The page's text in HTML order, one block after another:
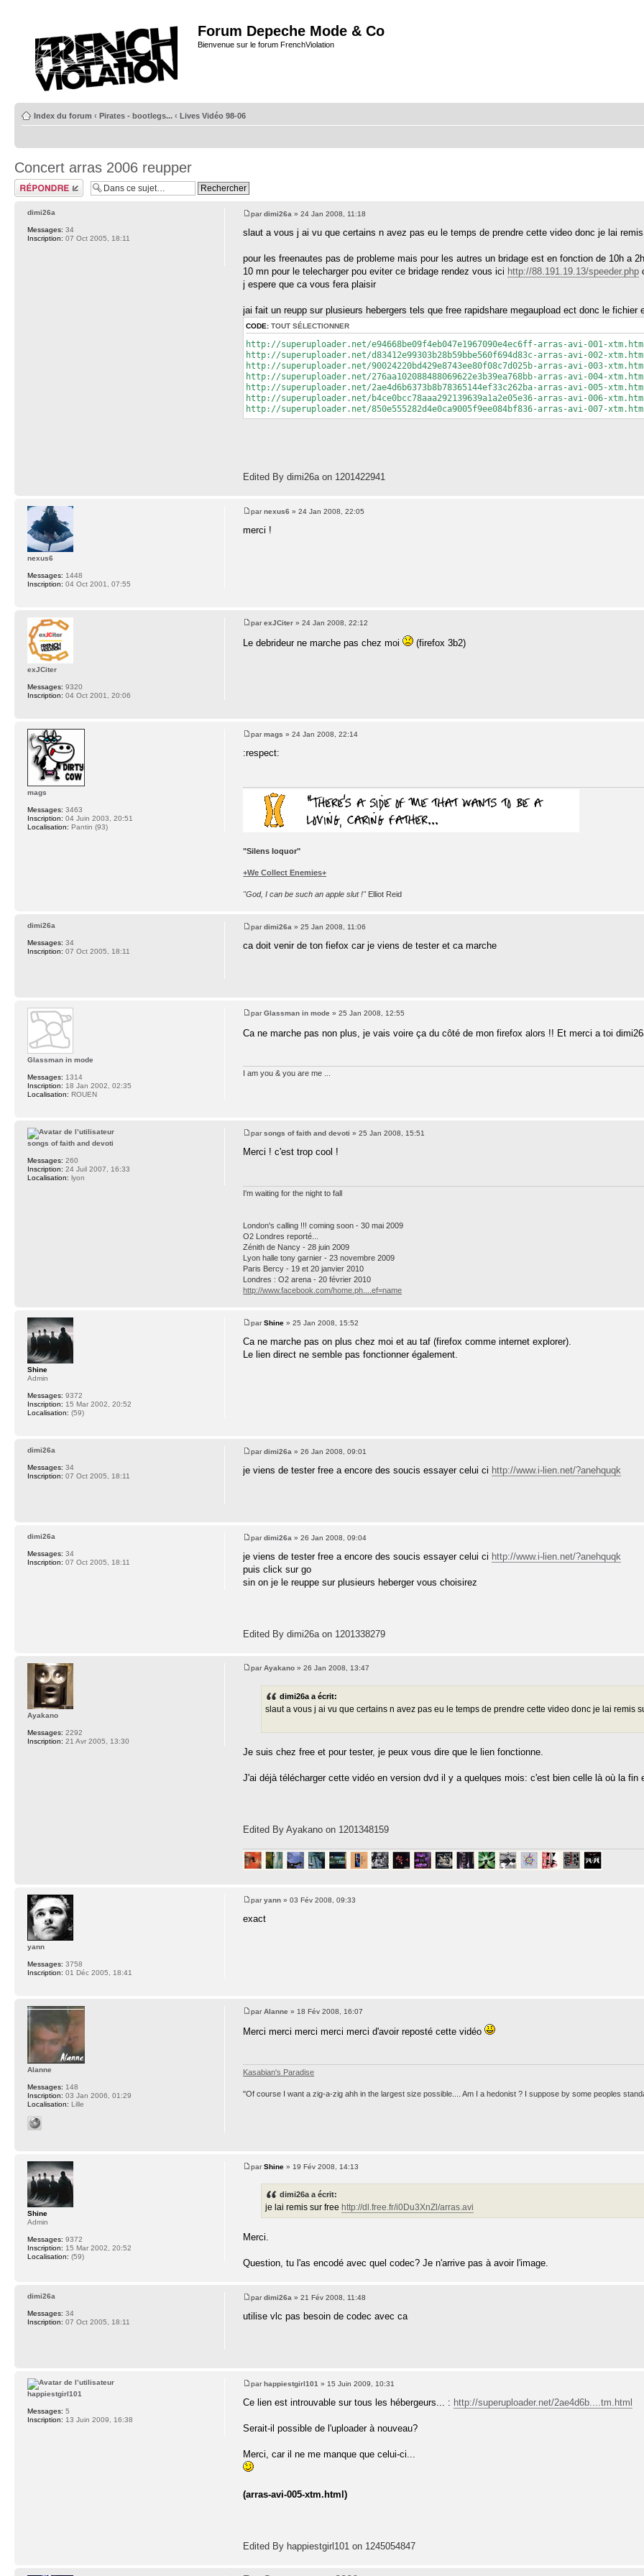
Forum Depeche Mode & Co
Bienvenue sur le forum FrenchViolation
Index du forum ‹ Pirates - bootlegs... ‹ Lives Vidéo 98-06
Concert arras 2006 reupper
Répondre
pardimi26a » 24 Jan 2008, 11:18
slaut a vous j ai vu que certains n avez pas eu le temps de prendre cette video donc je lai
pour les freenautes pas de probleme mais pour les autres un bridage est en fonction de 10h a
10 mn pour le telecharger pou eviter ce bridage rendez vous ici http://88.191.19.13/speeder.php
j espere que ca vous fera plaisir
jai fait un reupp sur plusieurs hebergers tels que free rapidshare megaupload ect donc le
CODE:TOUT SÉLECTIONNER
http://superuploader.net/e94668be09f4eb047e1967090e4ec6ff-arras-avi-001-
http://superuploader.net/d83412e99303b28b59bbe560f694d83c-arras-avi-002-
http://superuploader.net/90024220bd429e8743ee80f08c7d025b-arras-avi-003-
http://superuploader.net/276aa102088488069622e3b39ea768bb-arras-avi-004-
http://superuploader.net/2ae4d6b6373b8b78365144ef33c262ba-arras-avi-005-
http://superuploader.net/b4ce0bcc78aaa292139639a1a2e05e36-arras-avi-006-
http://superuploader.net/850e555282d4e0ca9005f9ee084bf836-arras-avi-007-
Edited By dimi26a on 1201422941
dimi26a
Messages: 34
Inscription: 07 Oct 2005, 18:11
parnexus6 » 24 Jan 2008, 22:05
merci !
nexus6
Messages: 1448
Inscription: 04 Oct 2001, 07:55
parexJCiter » 24 Jan 2008, 22:12
Le debrideur ne marche pas chez moi (firefox 3b2)
exJCiter
Messages: 9320
Inscription: 04 Oct 2001, 20:06
parmags » 24 Jan 2008, 22:14
:respect:
"Silens loquor"
+We Collect Enemies+
"God, I can be such an apple slut !"Elliot Reid
mags
Messages: 3463
Inscription: 04 Juin 2003, 20:51
Localisation: Pantin (93)
pardimi26a » 25 Jan 2008, 11:06
ca doit venir de ton fiefox car je viens de tester et ca marche
dimi26a
Messages: 34
Inscription: 07 Oct 2005, 18:11
parGlassman in mode » 25 Jan 2008, 12:55
Ca ne marche pas non plus, je vais voire ça du côté de mon firefox alors !! Et merci a toi
I am you & you are me ...
Glassman in mode
Messages: 1314
Inscription: 18 Jan 2002, 02:35
Localisation: ROUEN
parsongs of faith and devoti » 25 Jan 2008, 15:51
Merci ! c'est trop cool !
I'm waiting for the night to fall
London's calling !!! coming soon - 30 mai 2009
O2 Londres reporté...
Zénith de Nancy - 28 juin 2009
Lyon halle tony garnier - 23 novembre 2009
Paris Bercy - 19 et 20 janvier 2010
Londres : O2 arena - 20 février 2010
http://www.facebook.com/home.ph....ef=name
songs of faith and devoti
Messages: 260
Inscription: 24 Juil 2007, 16:33
Localisation: lyon
parShine » 25 Jan 2008, 15:52
Ca ne marche pas on plus chez moi et au taf (firefox comme internet explorer).
Le lien direct ne semble pas fonctionner également.
Shine
Admin
Messages: 9372
Inscription: 15 Mar 2002, 20:52
Localisation: (59)
pardimi26a » 26 Jan 2008, 09:01
je viens de tester free a encore des soucis essayer celui ci http://www.i-lien.net/?anehquqk
dimi26a
Messages: 34
Inscription: 07 Oct 2005, 18:11
pardimi26a » 26 Jan 2008, 09:04
je viens de tester free a encore des soucis essayer celui ci http://www.i-lien.net/?anehquqk
puis click sur go
sin on je le reuppe sur plusieurs heberger vous choisirez
Edited By dimi26a on 1201338279
dimi26a
Messages: 34
Inscription: 07 Oct 2005, 18:11
parAyakano » 26 Jan 2008, 13:47
dimi26a a écrit:
slaut a vous j ai vu que certains n avez pas eu le temps de prendre cette video donc je lai remis
Je suis chez free et pour tester, je peux vous dire que le lien fonctionne.
J'ai déjà télécharger cette vidéo en version dvd il y a quelques mois: c'est bien celle là où la fin
Edited By Ayakano on 1201348159
Ayakano
Messages: 2292
Inscription: 21 Avr 2005, 13:30
paryann » 03 Fév 2008, 09:33
exact
yann
Messages: 3758
Inscription: 01 Déc 2005, 18:41
parAlanne » 18 Fév 2008, 16:07
Merci merci merci merci merci d'avoir reposté cette vidéo
Kasabian's Paradise
"Of course I want a zig-a-zig ahh in the largest size possible.... Am I a hedonist ? I suppose by some peoples
Alanne
Messages: 148
Inscription: 03 Jan 2006, 01:29
Localisation: Lille
parShine » 19 Fév 2008, 14:13
dimi26a a écrit:
je lai remis sur free http://dl.free.fr/i0Du3XnZl/arras.avi
Merci.
Question, tu l'as encodé avec quel codec? Je n'arrive pas à avoir l'image.
Shine
Admin
Messages: 9372
Inscription: 15 Mar 2002, 20:52
Localisation: (59)
pardimi26a » 21 Fév 2008, 11:48
utilise vlc pas besoin de codec avec ca
dimi26a
Messages: 34
Inscription: 07 Oct 2005, 18:11
parhappiestgirl101 » 15 Juin 2009, 10:31
Ce lien est introuvable sur tous les hébergeurs... : http://superuploader.net/2ae4d6b....tm.html
Serait-il possible de l'uploader à nouveau?
Merci, car il ne me manque que celui-ci...
(arras-avi-005-xtm.html)
Edited By happiestgirl101 on 1245054847
happiestgirl101
Messages: 5
Inscription: 13 Juin 2009, 16:38